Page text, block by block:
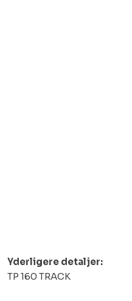
Yderligere detaljer:
TP 160 TRACK